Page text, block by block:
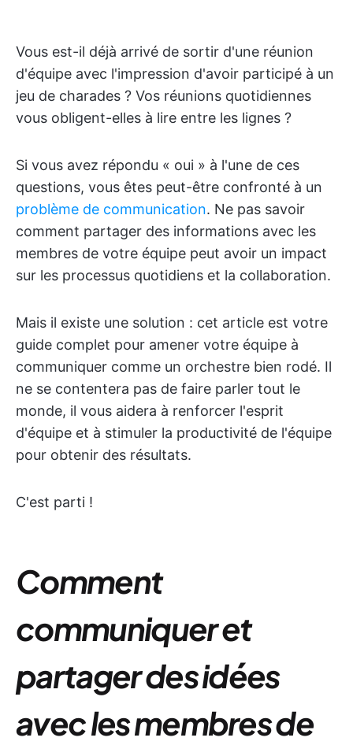
Vous est-il déjà arrivé de sortir d'une réunion
d'équipe avec l'impression d'avoir participé à un
jeu de charades ? Vos réunions quotidiennes
vous obligent-elles à lire entre les lignes ?
Si vous avez répondu « oui » à l'une de ces
questions, vous êtes peut-être confronté à un
problème de communication. Ne pas savoir
comment partager des informations avec les
membres de votre équipe peut avoir un impact
sur les processus quotidiens et la collaboration.
Mais il existe une solution : cet article est votre
guide complet pour amener votre équipe à
communiquer comme un orchestre bien rodé. Il
ne se contentera pas de faire parler tout le
monde, il vous aidera à renforcer l'esprit
d'équipe et à stimuler la productivité de l'équipe
pour obtenir des résultats.
C'est parti !
Comment
communiquer et
partager des idées
avec les membres de